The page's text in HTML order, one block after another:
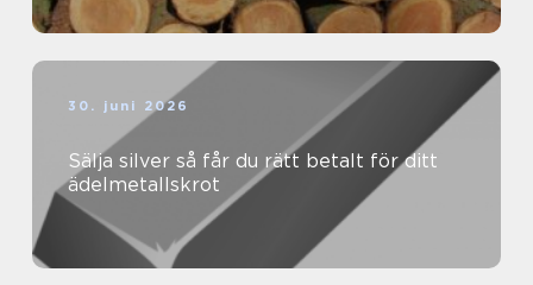
30. juni 2026
Sälja silver så får du rätt betalt för ditt
ädelmetallskrot